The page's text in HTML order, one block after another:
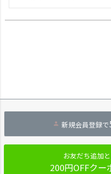
新規会員登録で
お友だち追加
200円OFFクー